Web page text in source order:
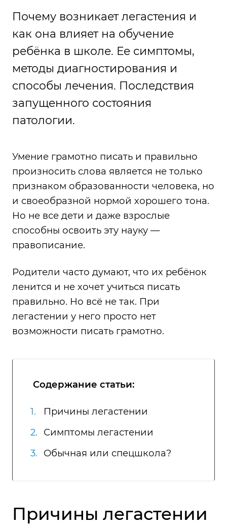
Почему возникает легастения и
как она влияет на обучение
ребёнка в школе. Ее симптомы,
методы диагностирования и
способы лечения. Последствия
запущенного состояния
патологии.
Умение грамотно писать и правильно
произносить слова является не только
признаком образованности человека, но
и своеобразной нормой хорошего тона.
Но не все дети и даже взрослые
способны освоить эту науку —
правописание.
Родители часто думают, что их ребёнок
ленится и не хочет учиться писать
правильно. Но всё не так. При
легастении у него просто нет
возможности писать грамотно.
Содержание статьи:
Причины легастении
Симптомы легастении
Обычная или спецшкола?
Причины легастении